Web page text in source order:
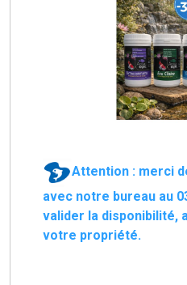
Attention : merci
avec notre bureau au
valider la disponibilité,
votre propriété.